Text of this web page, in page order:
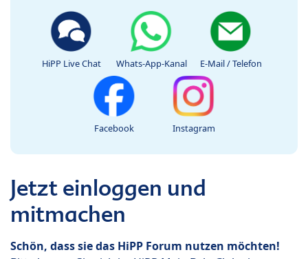
HiPP Live Chat Whats-App-Kanal E-Mail / Telefon
Facebook Instagram
Jetzt einloggen und
mitmachen
Schön, dass sie das HiPP Forum nutzen möchten!